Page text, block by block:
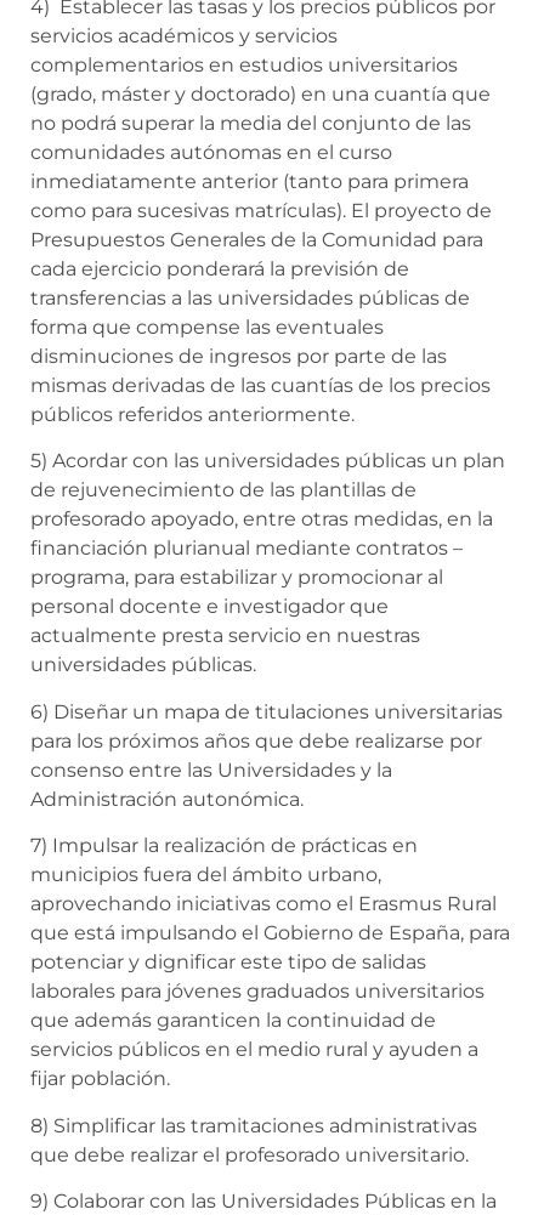
4) Establecer las tasas y los precios públicos por
servicios académicos y servicios
complementarios en estudios universitarios
(grado, máster y doctorado) en una cuantía que
no podrá superar la media del conjunto de las
comunidades autónomas en el curso
inmediatamente anterior (tanto para primera
como para sucesivas matrículas). El proyecto de
Presupuestos Generales de la Comunidad para
cada ejercicio ponderará la previsión de
transferencias a las universidades públicas de
forma que compense las eventuales
disminuciones de ingresos por parte de las
mismas derivadas de las cuantías de los precios
públicos referidos anteriormente.
5) Acordar con las universidades públicas un plan
de rejuvenecimiento de las plantillas de
profesorado apoyado, entre otras medidas, en la
financiación plurianual mediante contratos –
programa, para estabilizar y promocionar al
personal docente e investigador que
actualmente presta servicio en nuestras
universidades públicas.
6) Diseñar un mapa de titulaciones universitarias
para los próximos años que debe realizarse por
consenso entre las Universidades y la
Administración autonómica.
7) Impulsar la realización de prácticas en
municipios fuera del ámbito urbano,
aprovechando iniciativas como el Erasmus Rural
que está impulsando el Gobierno de España, para
potenciar y dignificar este tipo de salidas
laborales para jóvenes graduados universitarios
que además garanticen la continuidad de
servicios públicos en el medio rural y ayuden a
fijar población.
8) Simplificar las tramitaciones administrativas
que debe realizar el profesorado universitario.
9) Colaborar con las Universidades Públicas en la